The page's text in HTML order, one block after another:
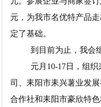
元，为我市名优特产品
定了基础。
到目前为止，我会
元 月 10-17日 ， 组织
司、 耒阳市耒兴薯业发展
合作社和耒阳市豪欣特